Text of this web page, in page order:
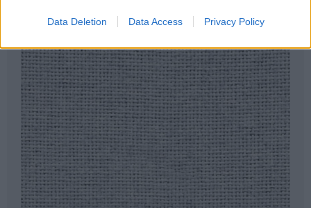
Data Deletion Data Access Privacy Policy